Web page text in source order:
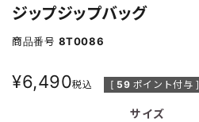
ジップジップバッグ
商品番号 8T0086
¥6,490税込 [ 59 ポイント付与 ]
サイズ